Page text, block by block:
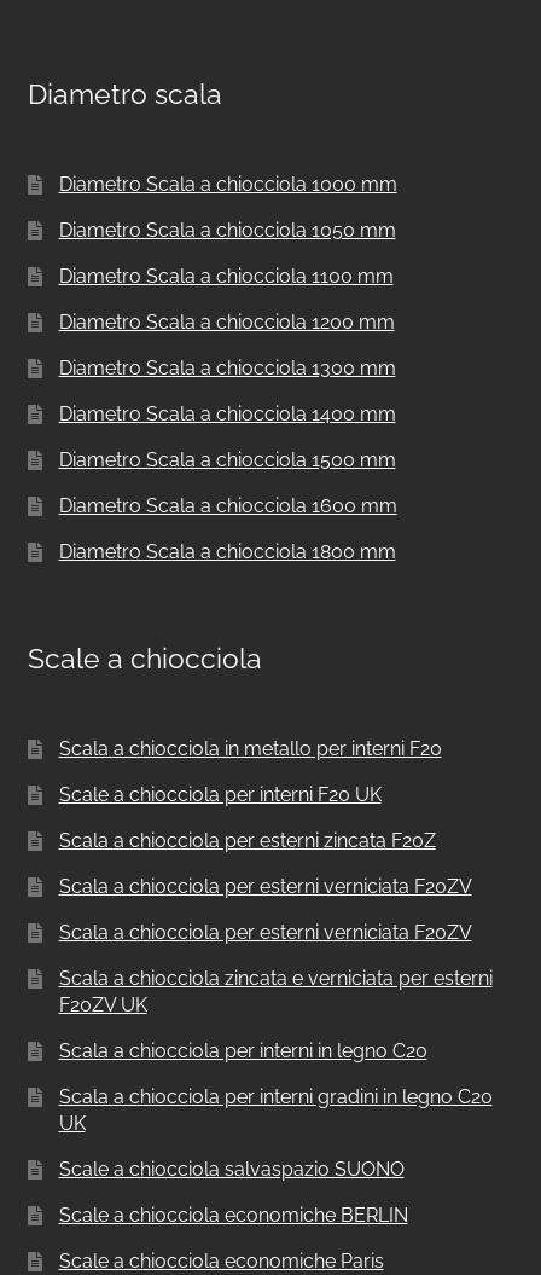
Diametro scala
Diametro Scala a chiocciola 1000 mm
Diametro Scala a chiocciola 1050 mm
Diametro Scala a chiocciola 1100 mm
Diametro Scala a chiocciola 1200 mm
Diametro Scala a chiocciola 1300 mm
Diametro Scala a chiocciola 1400 mm
Diametro Scala a chiocciola 1500 mm
Diametro Scala a chiocciola 1600 mm
Diametro Scala a chiocciola 1800 mm
Scale a chiocciola
Scala a chiocciola in metallo per interni F20
Scale a chiocciola per interni F20 UK
Scala a chiocciola per esterni zincata F20Z
Scala a chiocciola per esterni verniciata F20ZV
Scala a chiocciola per esterni verniciata F20ZV
Scala a chiocciola zincata e verniciata per esterni
F20ZV UK
Scala a chiocciola per interni in legno C20
Scala a chiocciola per interni gradini in legno C20
UK
Scale a chiocciola salvaspazio SUONO
Scale a chiocciola economiche BERLIN
Scale a chiocciola economiche Paris